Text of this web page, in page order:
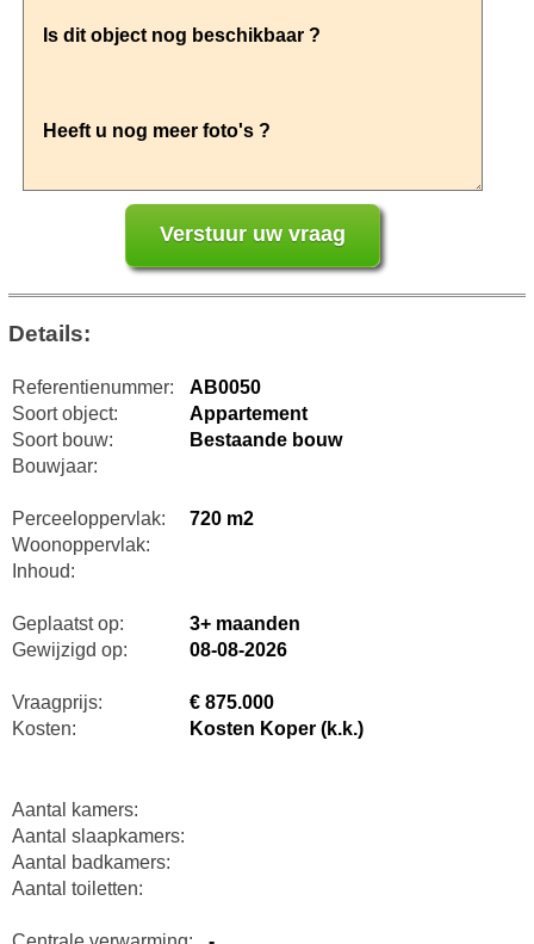
Details:
Referentienummer:
AB0050
Soort object:
Appartement
Soort bouw:
Bestaande bouw
Bouwjaar:
Perceeloppervlak:
720 m2
Woonoppervlak:
Inhoud:
Geplaatst op:
3+ maanden
Gewijzigd op:
08-08-2026
Vraagprijs:
€ 875.000
Kosten:
Kosten Koper (k.k.)
Aantal kamers:
Aantal slaapkamers:
Aantal badkamers:
Aantal toiletten: